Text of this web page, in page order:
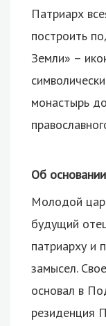
Патриарх
построить
Земли» –
монастырь
Об
Молодой
будущий
патриарху и
замысел.
основал в
резиденция